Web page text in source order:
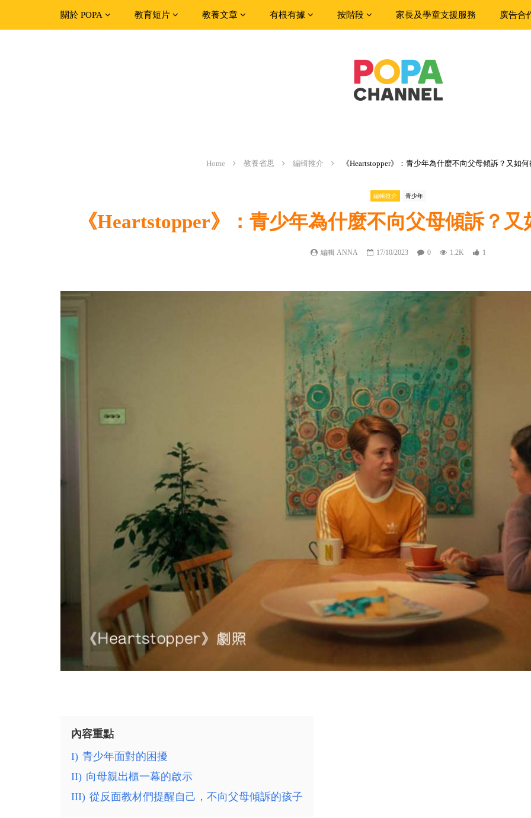
關於 POPA 教育短片 教養文章 有根有據 按階段 家長及學童支援服務 廣告合
Home 教養省思 編輯推介 《Heartstopper》：青少年為什麼不向父母傾訴？又如
編輯推介 青少年
《Heartstopper》：青少年為什麼不向父母傾訴？
編輯 ANNA 17/10/2023 0 1.2K 1
內容重點
I) 青少年面對的困擾
II) 向母親出櫃一幕的啟示
III) 從反面教材們提醒自己，不向父母傾訴的孩子